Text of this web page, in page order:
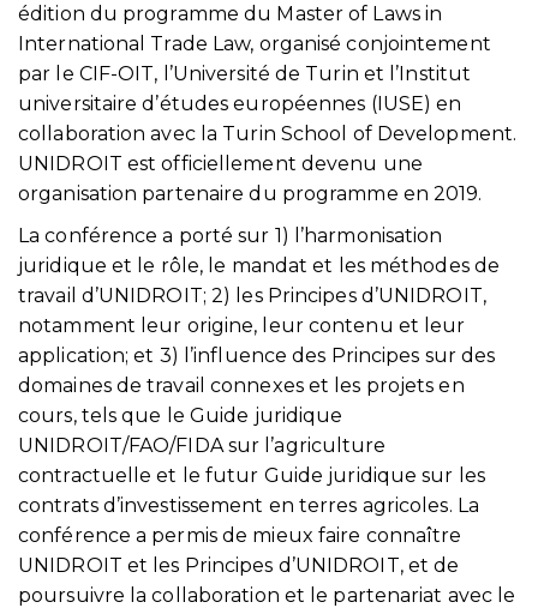
édition du programme du Master of Laws in
International Trade Law, organisé conjointement
par le CIF-OIT, l’Université de Turin et l’Institut
universitaire d’études européennes (IUSE) en
collaboration avec la Turin School of Development.
UNIDROIT est officiellement devenu une
organisation partenaire du programme en 2019.
La conférence a porté sur 1) l’harmonisation
juridique et le rôle, le mandat et les méthodes de
travail d’UNIDROIT; 2) les Principes d’UNIDROIT,
notamment leur origine, leur contenu et leur
application; et 3) l’influence des Principes sur des
domaines de travail connexes et les projets en
cours, tels que le Guide juridique
UNIDROIT/FAO/FIDA sur l’agriculture
contractuelle et le futur Guide juridique sur les
contrats d’investissement en terres agricoles. La
conférence a permis de mieux faire connaître
UNIDROIT et les Principes d’UNIDROIT, et de
poursuivre la collaboration et le partenariat avec le